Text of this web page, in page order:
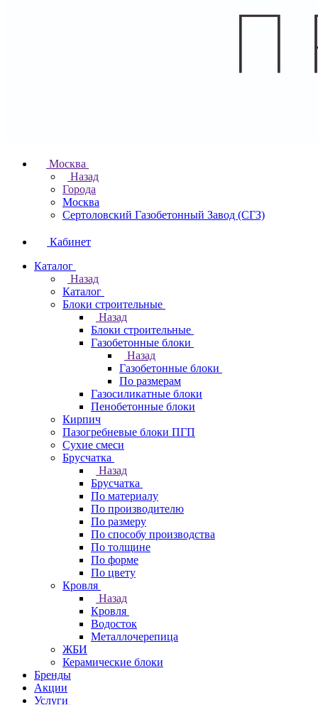
Москва
Назад
Города
Москва
Сертоловский Газобетонный Завод (СГЗ)
Кабинет
Каталог
Назад
Каталог
Блоки строительные
Назад
Блоки строительные
Газобетонные блоки
Назад
Газобетонные блоки
По размерам
Газосиликатные блоки
Пенобетонные блоки
Кирпич
Пазогребневые блоки ПГП
Сухие смеси
Брусчатка
Назад
Брусчатка
По материалу
По производителю
По размеру
По способу производства
По толщине
По форме
По цвету
Кровля
Назад
Кровля
Водосток
Металлочерепица
ЖБИ
Керамические блоки
Бренды
Акции
Услуги